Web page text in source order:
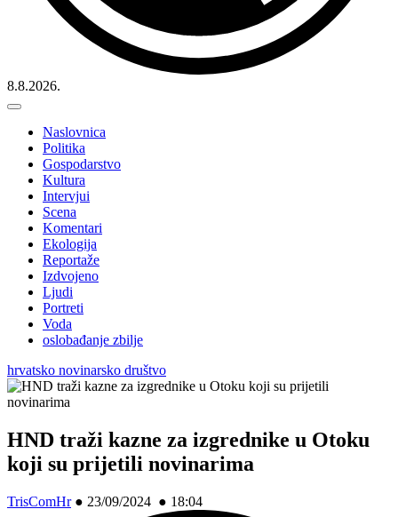
8.8.2026.
Naslovnica
Politika
Gospodarstvo
Kultura
Intervjui
Scena
Komentari
Ekologija
Reportaže
Izdvojeno
Ljudi
Portreti
Voda
oslobađanje zbilje
hrvatsko novinarsko društvo
HND traži kazne za izgrednike u Otoku
koji su prijetili novinarima
TrisComHr● 23/09/2024 ● 18:04